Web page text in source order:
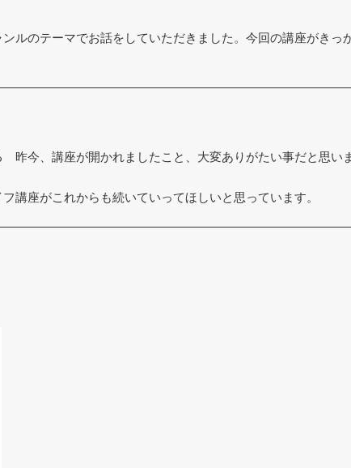
ルのテーマでお話をしていただきました。今回の講座がきっ
今、講座が開かれましたこと、大変ありがたい事だと思い
講座がこれからも続いていってほしいと思っています。